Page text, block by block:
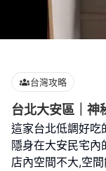
台灣攻略
台北大安區｜神
這家台北低調好
隱身在大安民宅
店內空間不大,空